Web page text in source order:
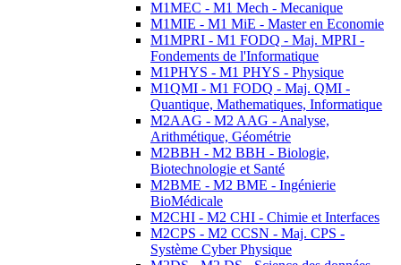
M1MEC - M1 Mech - Mecanique
M1MIE - M1 MiE - Master en Economie
M1MPRI - M1 FODQ - Maj. MPRI -
Fondements de l'Informatique
M1PHYS - M1 PHYS - Physique
M1QMI - M1 FODQ - Maj. QMI -
Quantique, Mathematiques, Informatique
M2AAG - M2 AAG - Analyse,
Arithmétique, Géométrie
M2BBH - M2 BBH - Biologie,
Biotechnologie et Santé
M2BME - M2 BME - Ingénierie
BioMédicale
M2CHI - M2 CHI - Chimie et Interfaces
M2CPS - M2 CCSN - Maj. CPS -
Système Cyber Physique